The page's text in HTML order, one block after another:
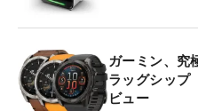
ガーミン、究
ラッグシップ
ビュー